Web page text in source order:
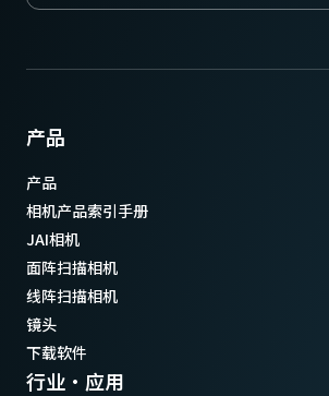
产品
产品
相机产品索引手册
JAI相机
面阵扫描相机
线阵扫描相机
镜头
下载软件
行业·应用